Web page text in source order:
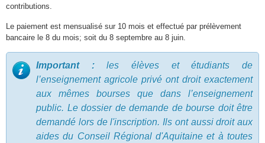
contributions.
Le paiement est mensualisé sur 10 mois et effectué par prélèvement
bancaire le 8 du mois; soit du 8 septembre au 8 juin.
Important :les élèves et étudiants de
l’enseignement agricole privé ont droit exactement
aux mêmes bourses que dans l’enseignement
public. Le dossier de demande de bourse doit être
demandé lors de l'inscription. Ils ont aussi droit aux
aides du Conseil Régional d'Aquitaine et à toutes